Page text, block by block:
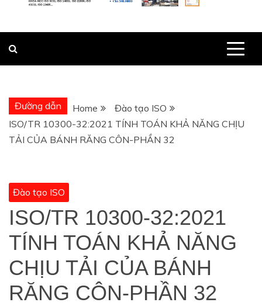
Đường dẫn Home
Đào tạo ISO
ISO/TR 10300-32:2021 TÍNH TOÁN KHẢ NĂNG CHỊU
TẢI CỦA BÁNH RĂNG CÔN-PHẦN 32
Đào tạo ISO
ISO/TR 10300-32:2021
TÍNH TOÁN KHẢ NĂNG
CHỊU TẢI CỦA BÁNH
RĂNG CÔN-PHẦN 32